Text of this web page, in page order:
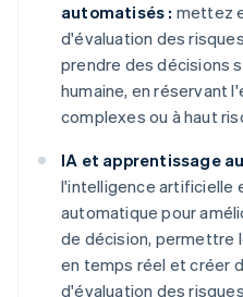
automatisés : mettez
d'évaluation des
prendre des décisions
humaine, en réservant
complexes ou à haut
IA et apprentissage
l'intelligence artificielle
automatique pour
de décision, permettre
en temps réel et créer
d'évaluation des